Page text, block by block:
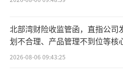
据了解，“25华邦
元，期限3年，初始换股
因权益分派调整，换股
北部湾财险收监管函，直指公司
划不合理、产品管理不到位等
点”
2026-08-06 09:43:25